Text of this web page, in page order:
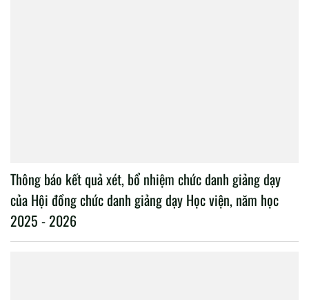
Thông báo kết quả xét, bổ nhiệm chức danh giảng dạy
của Hội đồng chức danh giảng dạy Học viện, năm học
2025 - 2026